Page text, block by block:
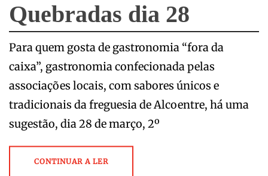
Quebradas dia 28
Para quem gosta de gastronomia “fora da
caixa”, gastronomia confecionada pelas
associações locais, com sabores únicos e
tradicionais da freguesia de Alcoentre, há uma
sugestão, dia 28 de março, 2º
CONTINUAR A LER